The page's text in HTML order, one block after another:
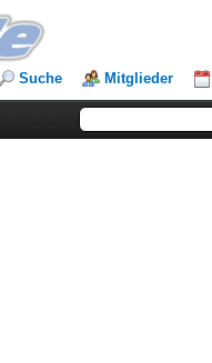
Suche Mitglieder